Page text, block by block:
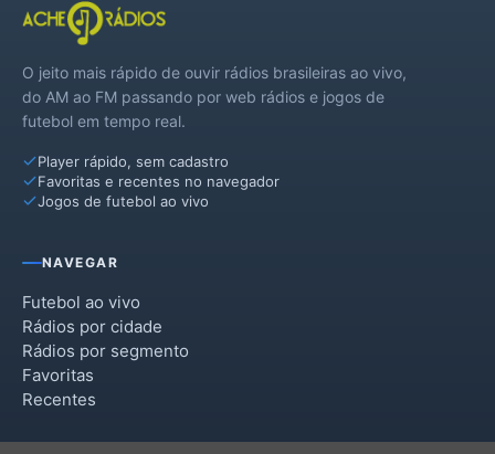
O jeito mais rápido de ouvir rádios brasileiras ao vivo,
do AM ao FM passando por web rádios e jogos de
futebol em tempo real.
Player rápido, sem cadastro
Favoritas e recentes no navegador
Jogos de futebol ao vivo
NAVEGAR
Futebol ao vivo
Rádios por cidade
Rádios por segmento
Favoritas
Recentes